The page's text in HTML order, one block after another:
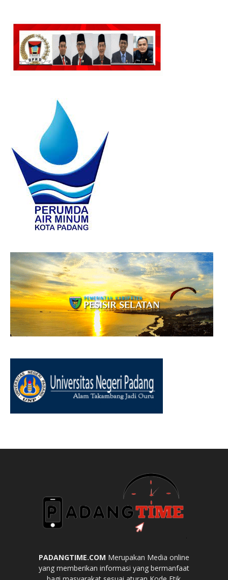
PADANGTIME.COM Merupakan Media online
yang memberikan informasi yang bermanfaat